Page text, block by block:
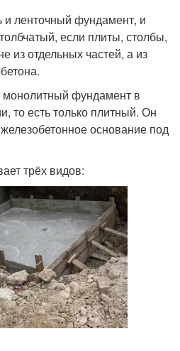
ленточный фундамент, и
если плиты, столбы,
из отдельных частей, а из
фундамент в
то есть только плитный. Он
основание под
трёх видов: